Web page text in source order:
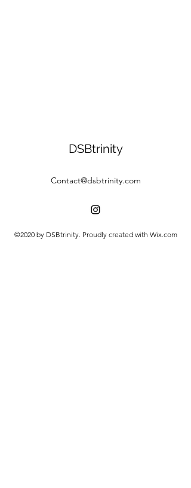
DSBtrinity
Contact@dsbtrinity.com
©2020 by DSBtrinity. Proudly created with Wix.com